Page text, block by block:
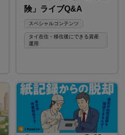
険」ライブQ&A
スペシャルコンテンツ
タイ在住・移住後にできる資産
運用